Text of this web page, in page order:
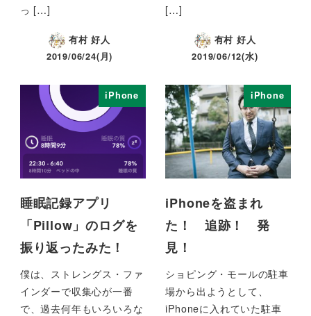
っ […]
有村 好人
2019/06/24(月)
[…]
有村 好人
2019/06/12(水)
iPhone
睡眠記録アプリ
「Pillow」のログを
振り返ったみた！
僕は、ストレングス・ファ
インダーで収集心が一番
で、過去何年もいろいろな
iPhone
iPhoneを盗まれ
た！ 追跡！ 発
見！
ショピング・モールの駐車
場から出ようとして、
iPhoneに入れていた駐車